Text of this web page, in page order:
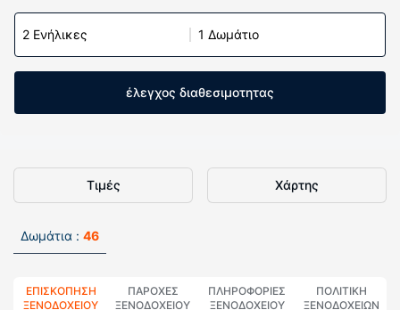
2 Ενήλικες 1 Δωμάτιο
έλεγχος διαθεσιμοτητας
Τιμές Χάρτης
Δωμάτια : 46
ΕΠΙΣΚΌΠΗΣΗ
ΞΕΝΟΔΟΧΕΊΟΥ
ΠΑΡΟΧΕΣ
ΞΕΝΟΔΟΧΕΙΟΥ
ΠΛΗΡΟΦΟΡΊΕΣ
ΞΕΝΟΔΟΧΕΊΟΥ
ΠΟΛΙΤΙΚΗ
ΞΕΝΟΔΟΧΕΊΩΝ